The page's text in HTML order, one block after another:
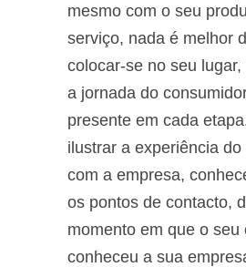
mesmo com o seu
serviço, nada é melhor
colocar-se no seu
a jornada do
presente em cada
ilustrar a experiência
com a empresa,
os pontos de contacto,
momento em que o seu
conheceu a sua